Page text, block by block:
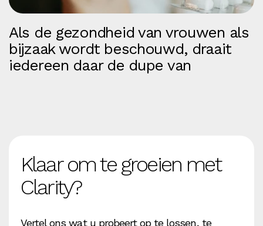
Als de gezondheid van vrouwen als
bijzaak wordt beschouwd, draait
iedereen daar de dupe van
Klaar om te groeien met
Clarity?
Vertel ons wat u probeert op te lossen, te